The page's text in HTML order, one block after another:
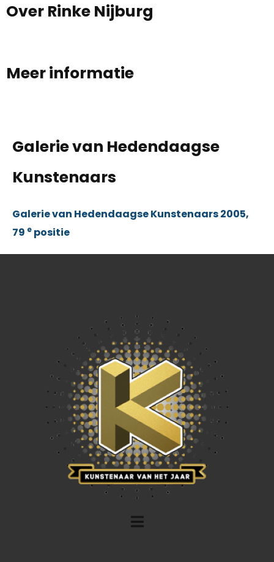
Over Rinke Nijburg
Meer informatie
Galerie van Hedendaagse
Kunstenaars
Galerie van Hedendaagse Kunstenaars 2005,
79 e positie